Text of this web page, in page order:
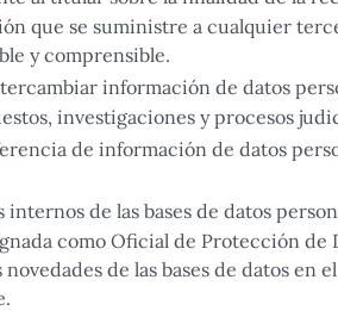
que se suministre a cualquier
y comprensible.
información de datos
investigaciones y procesos
de información de datos
internos de las bases de datos
como Oficial de Protección
de las bases de datos en